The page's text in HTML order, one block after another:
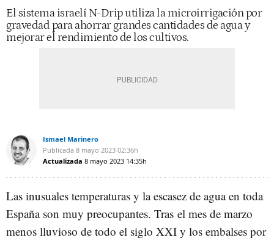
El sistema israelí N-Drip utiliza la microirrigación por
gravedad para ahorrar grandes cantidades de agua y
mejorar el rendimiento de los cultivos.
Ismael Marinero
Publicada 8 mayo 2023 02:36h
Actualizada 8 mayo 2023 14:35h
Las inusuales temperaturas y la escasez de agua en toda
España son muy preocupantes. Tras el mes de marzo
menos lluvioso de todo el siglo XXI y los embalses por